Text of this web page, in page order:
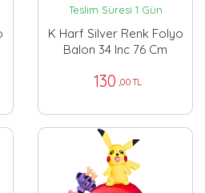
Teslim Süresi 1 Gün
K Harf Silver Renk Folyo
Balon 34 Inc 76 Cm
130 ,00 TL